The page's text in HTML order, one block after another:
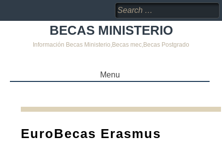
Search
for:
BECAS MINISTERIO
Información Becas Ministerio,Becas mec,Becas Postgrado
Menu
CONTENT
EuroBecas Erasmus